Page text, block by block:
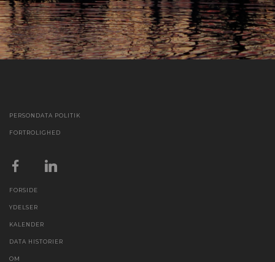
PERSONDATA POLITIK
FORTROLIGHED
FORSIDE
YDELSER
KALENDER
DATA HISTORIER
OM